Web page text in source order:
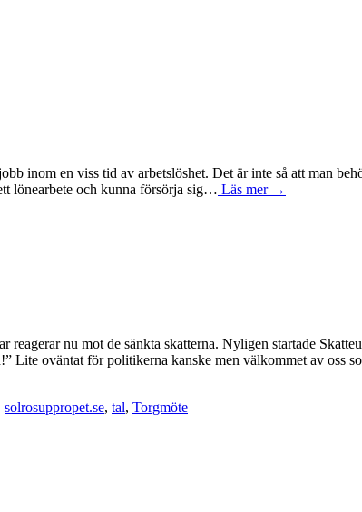
inom en viss tid av arbetslöshet. Det är inte så att man
lönearbete och kunna försörja sig… Läs mer →
nu mot de sänkta skatterna. Nyligen startade
Lite oväntat för politikerna kanske men välkommet av oss
solrosuppropet.se, tal, Torgmöte